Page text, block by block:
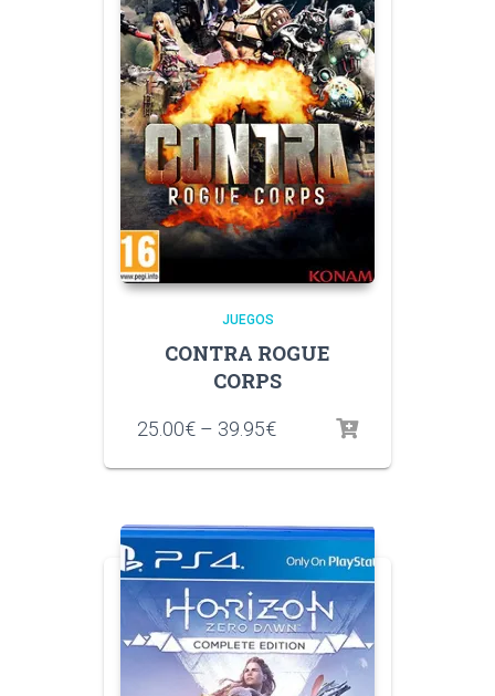
JUEGOS
CONTRA ROGUE
CORPS
25.00€ – 39.95€